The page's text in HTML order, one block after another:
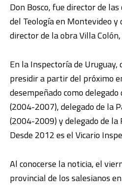
Don Bosco, fue director de
del Teología en Montevideo y
director de la obra Villa
En la Inspectoría de Uruguay,
presidir a partir del próximo
desempeñado como
(2004-2007), delegado de la
(2004-2009) y delegado de
Desde 2012 es el Vicario
Al conocerse la noticia, el
provincial de los salesianos